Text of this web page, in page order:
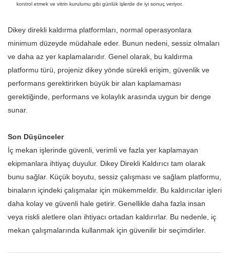
kontrol etmek ve vitrin kurulumu gibi günlük işlerde de iyi sonuç veriyor.
Dikey direkli kaldırma platformları, normal operasyonlara
minimum düzeyde müdahale eder. Bunun nedeni, sessiz olmaları
ve daha az yer kaplamalarıdır. Genel olarak, bu kaldırma
platformu türü, projeniz dikey yönde sürekli erişim, güvenlik ve
performans gerektirirken büyük bir alan kaplamaması
gerektiğinde, performans ve kolaylık arasında uygun bir denge
sunar.
Son Düşünceler
İç mekan işlerinde güvenli, verimli ve fazla yer kaplamayan
ekipmanlara ihtiyaç duyulur. Dikey Direkli Kaldırıcı tam olarak
bunu sağlar. Küçük boyutu, sessiz çalışması ve sağlam platformu,
binaların içindeki çalışmalar için mükemmeldir. Bu kaldırıcılar işleri
daha kolay ve güvenli hale getirir. Genellikle daha fazla insan
veya riskli aletlere olan ihtiyacı ortadan kaldırırlar. Bu nedenle, iç
mekan çalışmalarında kullanmak için güvenilir bir seçimdirler.